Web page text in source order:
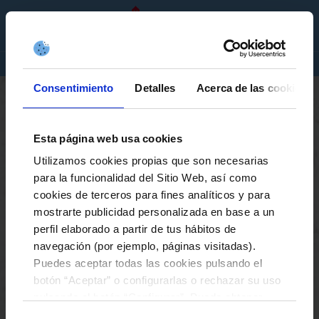
Consentimiento Detalles Acerca de las cookies
Esta página web usa cookies
Utilizamos cookies propias que son necesarias
para la funcionalidad del Sitio Web, así como
cookies de terceros para fines analíticos y para
mostrarte publicidad personalizada en base a un
perfil elaborado a partir de tus hábitos de
navegación (por ejemplo, páginas visitadas).
Puedes aceptar todas las cookies pulsando el
botón “Aceptar” o configurarlas o rechazar su uso
ACTIVA A TUA CAMISETA
Activa a tua camiseta